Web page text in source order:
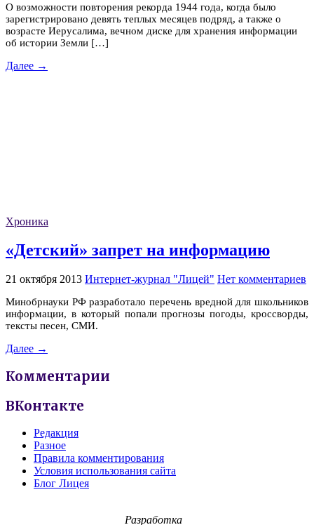
О возможности повторения рекорда 1944 года, когда было
зарегистрировано девять теплых месяцев подряд, а также о
возрасте Иерусалима, вечном диске для хранения информации
об истории Земли […]
Далее →
Хроника
«Детский» запрет на информацию
21 октября 2013 Интернет-журнал "Лицей" Нет комментариев
Минобрнауки РФ разработало перечень вредной для школьников
информации, в который попалипрогнозы погоды, кроссворды,
тексты песен, СМИ.
Далее →
Комментарии
ВКонтакте
Редакция
Разное
Правила комментирования
Условия использования сайта
Блог Лицея
Разработка